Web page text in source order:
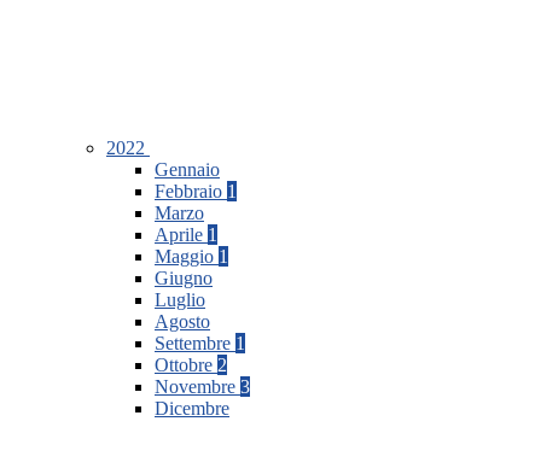
2022
Gennaio
Febbraio 1
Marzo
Aprile 1
Maggio 1
Giugno
Luglio
Agosto
Settembre 1
Ottobre 2
Novembre 3
Dicembre